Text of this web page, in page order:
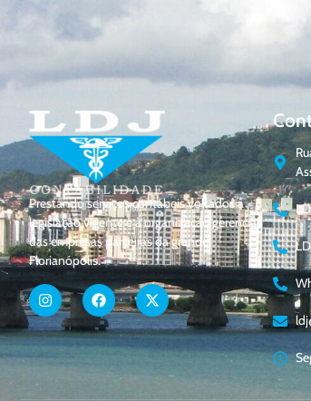
Prestando serviços contábeis voltados à
legislação vigente e à organização gerencial
das empresas parceiras da grande
Florianópolis.